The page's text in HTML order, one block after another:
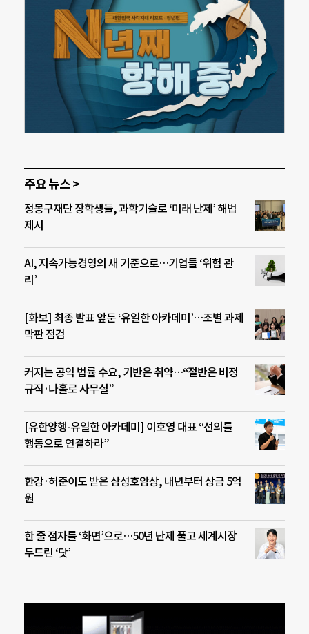
주요 뉴스 >
정몽구재단 장학생들, 과학기술로 ‘미래 난제’ 해법
제시
AI, 지속가능경영의 새 기준으로…기업들 ‘위험 관
리’
[화보] 최종 발표 앞둔 ‘유일한 아카데미’…조별 과제
막판 점검
커지는 공익 법률 수요, 기반은 취약…“절반은 비정
규직·나홀로 사무실”
[유한양행-유일한 아카데미] 이호영 대표 “선의를
행동으로 연결하라”
한강·허준이도 받은 삼성호암상, 내년부터 상금 5억
원
한 줄 점자를 ‘화면’으로…50년 난제 풀고 세계시장
두드린 ‘닷’